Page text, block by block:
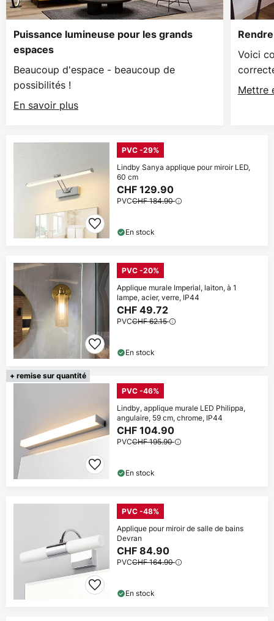
Puissance lumineuse pour les grands
espaces
Beaucoup d'espace - beaucoup de
possibilités !
En savoir plus
Voici
Mettre
PVC -29%
Lindby Sanya applique pour miroir LED,
60 cm
CHF 129.90
PVCCHF 184.90
En stock
PVC -20%
Applique murale Imperial, laiton, à 1
lampe, acier, verre, IP44
CHF 49.72
PVCCHF 62.15
En stock
+ remise sur quantité
PVC -46%
Lindby, applique murale LED Philippa,
angulaire, 59 cm, chrome, IP44
CHF 104.90
PVCCHF 195.90
En stock
PVC -48%
Applique pour miroir de salle de bains
Devran
CHF 84.90
PVCCHF 164.90
En stock